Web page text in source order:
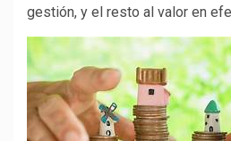
gestión, y el resto al valor en